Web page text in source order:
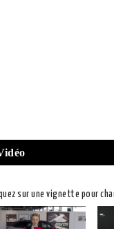
sur une vignette pour